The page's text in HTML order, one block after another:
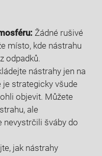
Žádné rušivé
místo, kde nástrahu
odpadků.
nástrahy jen na
je strategicky ​všude
⁣objevit. Můžete
ale
nevystrčili šváby do
jak nástrahy